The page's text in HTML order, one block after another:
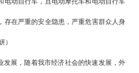
存在严重的安全隐患，严重危害群众人身
）
发展，随着我市经济社会的快速发展，外